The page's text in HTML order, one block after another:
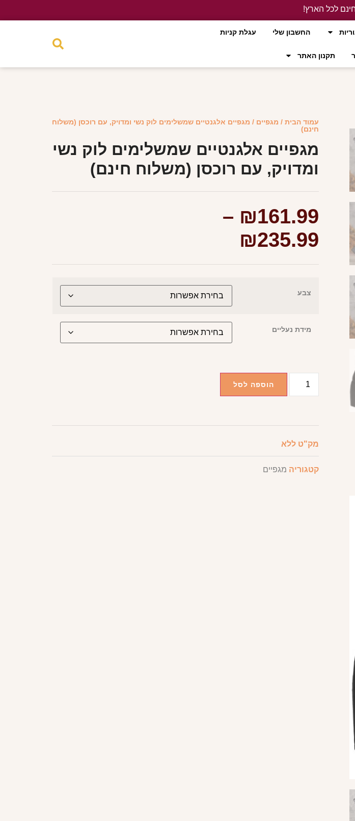
לכל הארץ!
החשבון שלי עגלת קניות
תקנון האתר
עמוד הבית / מגפיים / מגפיים אלגנטיים שמשלימים לוק נשי ומדויק, עם רוכסן (משלוח
חינם)
מגפיים אלגנטיים שמשלימים לוק נשי
ומדויק, עם רוכסן (משלוח חינם)
₪161.99
–
₪235.99
צבע
מידת נעליים
הוספה לסל
מק"ט ללא
קטגוריה מגפיים